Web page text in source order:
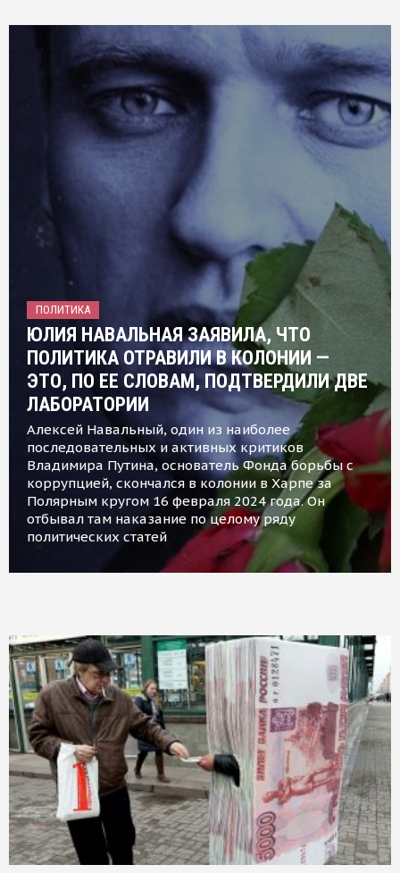
ПОЛИТИКА
ЮЛИЯ НАВАЛЬНАЯ ЗАЯВИЛА, ЧТО
ПОЛИТИКА ОТРАВИЛИ В КОЛОНИИ —
ЭТО, ПО ЕЕ СЛОВАМ, ПОДТВЕРДИЛИ ДВЕ
ЛАБОРАТОРИИ
Алексей Навальный, один из наиболее
последовательных и активных критиков
Владимира Путина, основатель Фонда борьбы с
коррупцией, скончался в колонии в Харпе за
Полярным кругом 16 февраля 2024 года. Он
отбывал там наказание по целому ряду
политических статей